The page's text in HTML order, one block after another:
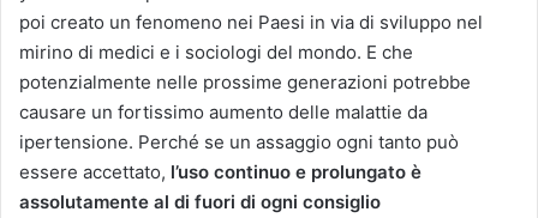
poi creato un fenomeno nei Paesi in via di sviluppo nel
mirino di medici e i sociologi del mondo. E che
potenzialmente nelle prossime generazioni potrebbe
causare un fortissimo aumento delle malattie da
ipertensione. Perché se un assaggio ogni tanto può
essere accettato, l’uso continuo e prolungato è
assolutamente al di fuori di ogni consiglio